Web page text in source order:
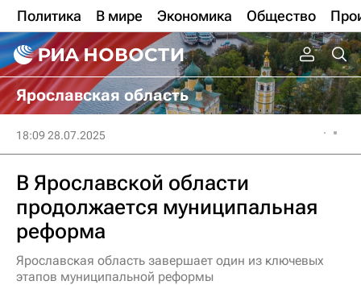
Политика В мире Экономика Общество
Ярославская область
18:09 28.07.2025
В Ярославской области
продолжается муниципальная
реформа
Ярославская область завершает один из ключевых
этапов муниципальной реформы